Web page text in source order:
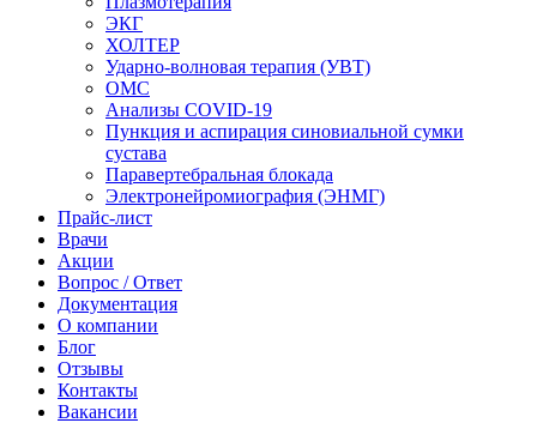
ЭКГ
ХОЛТЕР
Ударно-волновая терапия (УВТ)
ОМС
Анализы COVID-19
Пункция и аспирация синовиальной сумки
сустава
Паравертебральная блокада
Электронейромиография (ЭНМГ)
Прайс-лист
Врачи
Акции
Вопрос / Ответ
Документация
О компании
Блог
Отзывы
Контакты
Вакансии